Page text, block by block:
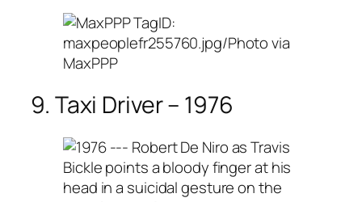
9. Taxi Driver – 1976